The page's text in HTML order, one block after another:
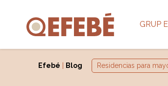
GRUP
Efebé Blog Residencias para